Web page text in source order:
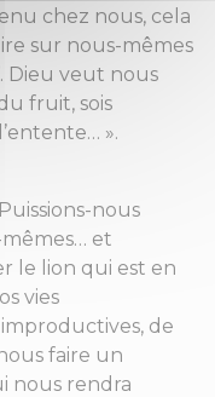
chez nous, cela
sur nous-mêmes
Dieu veut nous
fruit, sois
».
nous
et
le lion qui est en
vies
de
faire un
nous rendra